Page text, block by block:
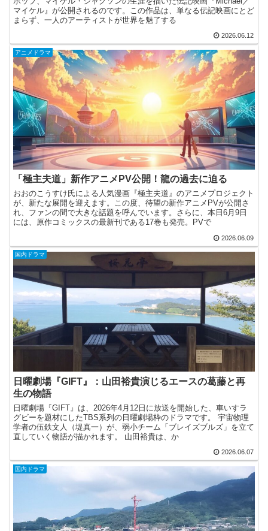
マイケル』が公開されるのです。この作品は、単なる伝記映画にとど
まらず、一人のアーティストが世界を魅了する
2026.06.12
アニメドラマ
「極主夫道」新作アニメPV公開！龍の過去に迫る
おおのこうすけ氏による人気漫画『極主夫道』のアニメプロジェクト
が、新たな展開を迎えます。この度、待望の新作アニメPVが公開さ
れ、ファンの間で大きな話題を呼んでいます。さらに、本日6月9日
には、原作コミックスの最新刊である17巻も発売。PVで
2026.06.09
国内ドラマ
日曜劇場『GIFT』：山田裕貴演じるエースの葛藤と再
生の物語
日曜劇場『GIFT』は、2026年4月12日に放送を開始した、車いすラ
グビーを題材にしたTBS系列の日曜劇場枠のドラマです。 宇宙物理
学者の伍鉄文人（堤真一）が、弱小チーム「ブレイズブルズ」を立て
直していく物語が描かれます。 山田裕貴は、か
2026.06.07
国内ドラマ